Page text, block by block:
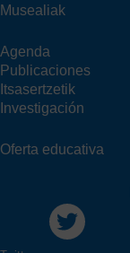
Musealiak
Agenda
Publicaciones
Itsasertzetik
Investigación
Oferta educativa